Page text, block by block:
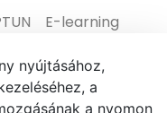
E-learning
Igazgatóság
nyújtásához,
a
a nyomon